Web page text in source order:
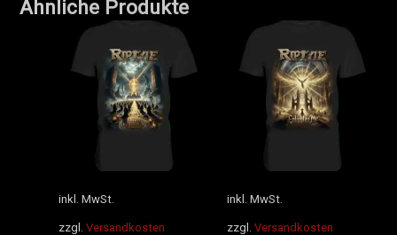
Ähnliche Produkte
inkl. MwSt.
zzgl.Versandkosten
Produkt
weist
mehrere
Varianten
auf
inkl. MwSt.
zzgl. Versandkosten
Produkt
weist
mehrere
Varianten
auf